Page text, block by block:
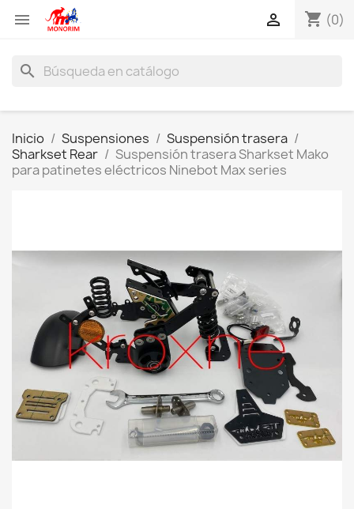
 shopping_cart (0)

search
Inicio Suspensiones
Suspensión trasera
Sharkset Rear
Suspensión trasera Sharkset Mako
para patinetes eléctricos Ninebot Max series